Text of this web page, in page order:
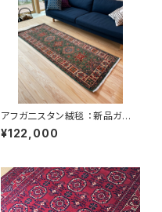
アフガ二スタン絨毯 ：新品ガズ
ニーウール ハザラコレクショ
ン 新品ランナー 197cm×75c
¥122,000